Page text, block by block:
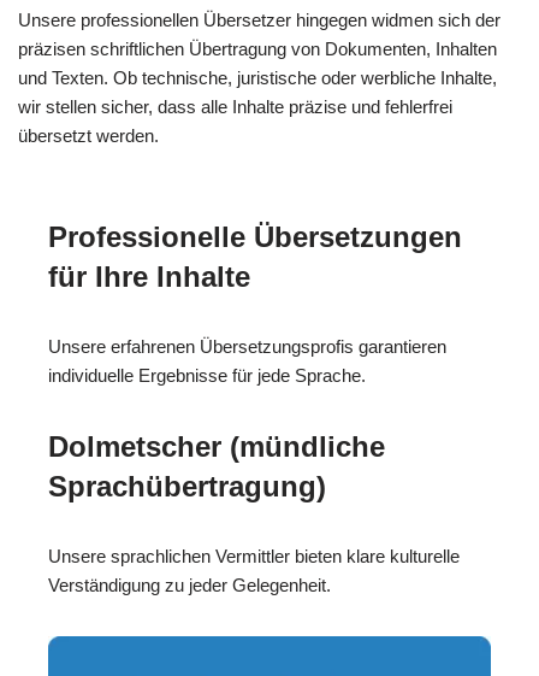
Unsere professionellen Übersetzer hingegen widmen sich der
präzisen schriftlichen Übertragung von Dokumenten, Inhalten
und Texten. Ob technische, juristische oder werbliche Inhalte,
wir stellen sicher, dass alle Inhalte präzise und fehlerfrei
übersetzt werden.
Professionelle Übersetzungen
für Ihre Inhalte
Unsere erfahrenen Übersetzungsprofis garantieren
individuelle Ergebnisse für jede Sprache.
Dolmetscher (mündliche
Sprachübertragung)
Unsere sprachlichen Vermittler bieten klare kulturelle
Verständigung zu jeder Gelegenheit.